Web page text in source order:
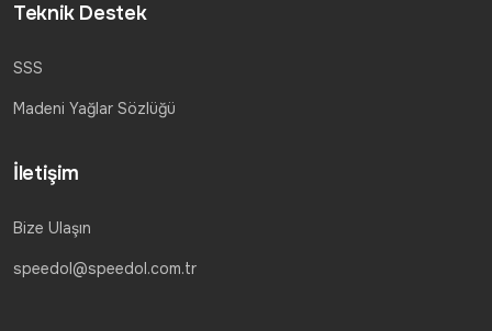
Teknik Destek
SSS
Madeni Yağlar Sözlüğü
İletişim
Bize Ulaşın
speedol@speedol.com.tr